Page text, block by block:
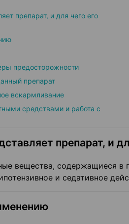
препарат, и для чего его
предосторожности
препарат
вскармливание
средствами и работа с
препарат, и
вещества, содержащиеся
и седативное